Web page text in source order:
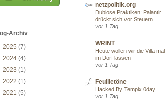
Archiv
2025 (7)
2024 (4)
2023 (1)
2022 (1)
2021 (5)
netzpolitik.org
Dubiose Praktiken: Palantir
drückt sich vor Steuern
vor 1 Tag
WRINT
Heute wollen wir die Villa mal
im Dorf lassen
vor 1 Tag
Feuilletöne
Hacked By Tempix 0day
vor 1 Tag